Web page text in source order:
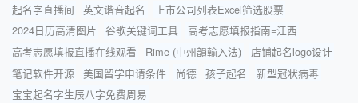
起名字直播间
英文谐音起名
上市公司列表Excel筛选股票
2024日历高清图片
谷歌关键词工具
高考志愿填报指南=江西
高考志愿填报直播在线观看
Rime (中州韻輸入法)
店铺起名logo设计
笔记软件开源
美国留学申请条件 尚德 孩子起名
新型冠状病毒
宝宝起名字生辰八字免费周易